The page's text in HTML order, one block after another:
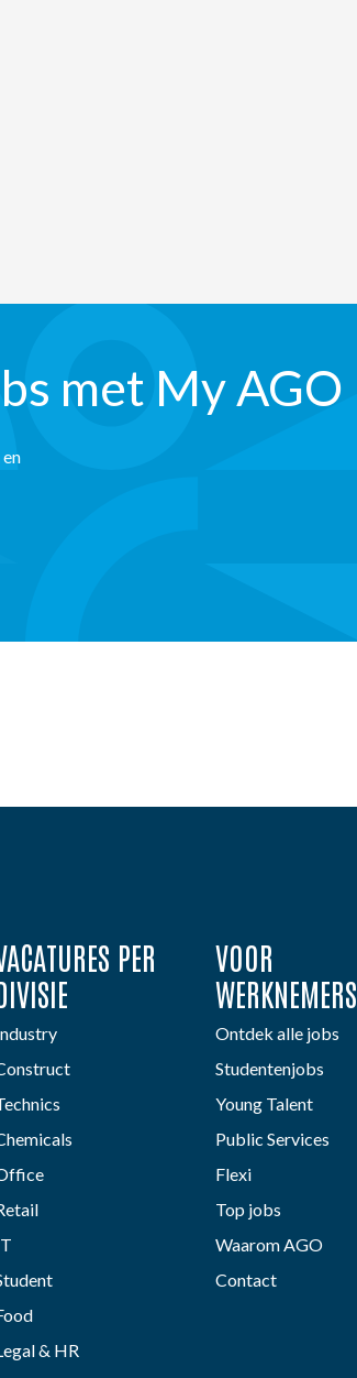
met My AGO
PER
& HR
VOOR
WERKNEMERS
Ontdek alle jobs
Studentenjobs
Young Talent
Public Services
Flexi
Top jobs
Waarom AGO
Contact